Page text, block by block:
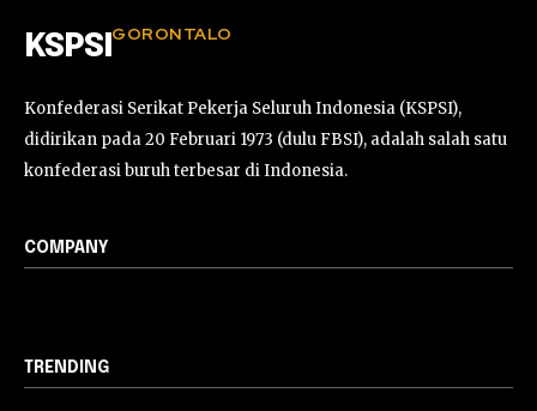
KSPSI GORONTALO
Konfederasi Serikat Pekerja Seluruh Indonesia (KSPSI),
didirikan pada 20 Februari 1973 (dulu FBSI), adalah salah satu
konfederasi buruh terbesar di Indonesia.
COMPANY
TRENDING